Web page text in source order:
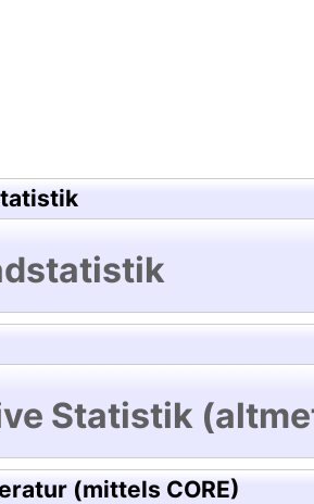
Statistik
(mittels CORE)